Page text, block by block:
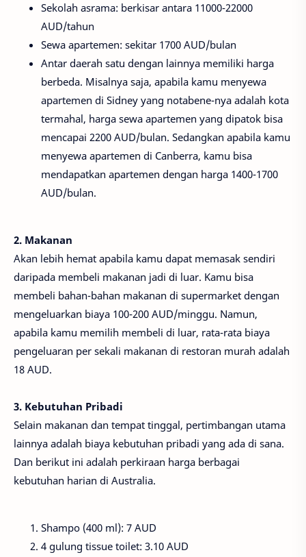
Sekolah asrama: berkisar antara 11000-22000
AUD/tahun
Sewa apartemen: sekitar 1700 AUD/bulan
Antar daerah satu dengan lainnya memiliki harga
berbeda. Misalnya saja, apabila kamu menyewa
apartemen di Sidney yang notabene-nya adalah kota
termahal, harga sewa apartemen yang dipatok bisa
mencapai 2200 AUD/bulan. Sedangkan apabila kamu
menyewa apartemen di Canberra, kamu bisa
mendapatkan apartemen dengan harga 1400-1700
AUD/bulan.
2. Makanan
Akan lebih hemat apabila kamu dapat memasak sendiri
daripada membeli makanan jadi di luar. Kamu bisa
membeli bahan-bahan makanan di supermarket dengan
mengeluarkan biaya 100-200 AUD/minggu. Namun,
apabila kamu memilih membeli di luar, rata-rata biaya
pengeluaran per sekali makanan di restoran murah adalah
18 AUD.
3. Kebutuhan Pribadi
Selain makanan dan tempat tinggal, pertimbangan utama
lainnya adalah biaya kebutuhan pribadi yang ada di sana.
Dan berikut ini adalah perkiraan harga berbagai
kebutuhan harian di Australia.
Shampo (400 ml): 7 AUD
4 gulung tissue toilet: 3.10 AUD